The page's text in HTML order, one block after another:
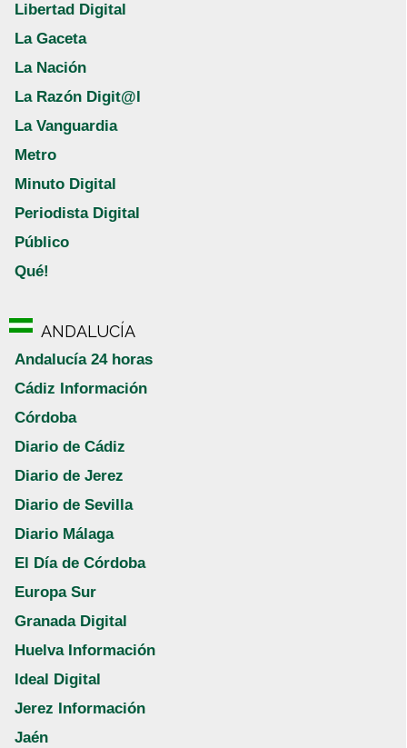
Libertad Digital
La Gaceta
La Nación
La Razón Digit@l
La Vanguardia
Metro
Minuto Digital
Periodista Digital
Público
Qué!
ANDALUCÍA
Andalucía 24 horas
Cádiz Información
Córdoba
Diario de Cádiz
Diario de Jerez
Diario de Sevilla
Diario Málaga
El Día de Córdoba
Europa Sur
Granada Digital
Huelva Información
Ideal Digital
Jerez Información
Jaén